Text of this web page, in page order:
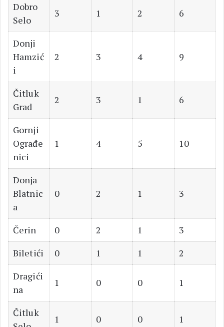
Dobro
Selo
3 1 2 6
Donji
Hamzić
i
2 3 4 9
Čitluk
Grad
2 3 1 6
Gornji
Ograđe
nici
1 4 5 10
Donja
Blatnic
a
0 2 1 3
Čerin 0 2 1
3
Biletići
0 1 1
2
Dragići
na
1 0 0 1
Čitluk
1 0 0 1